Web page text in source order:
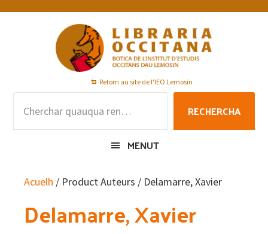
Skip
Skip
Skip
Retorn au site de l'IEO Lemosin
RECHERCHA
MENUT
Acuelh / Product Auteurs / Delamarre, Xavier
Delamarre, Xavier